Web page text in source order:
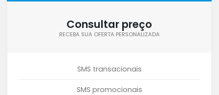
Consultar preço
RECEBA SUA OFERTA PERSONALIZADA
SMS transacionais
SMS promocionais